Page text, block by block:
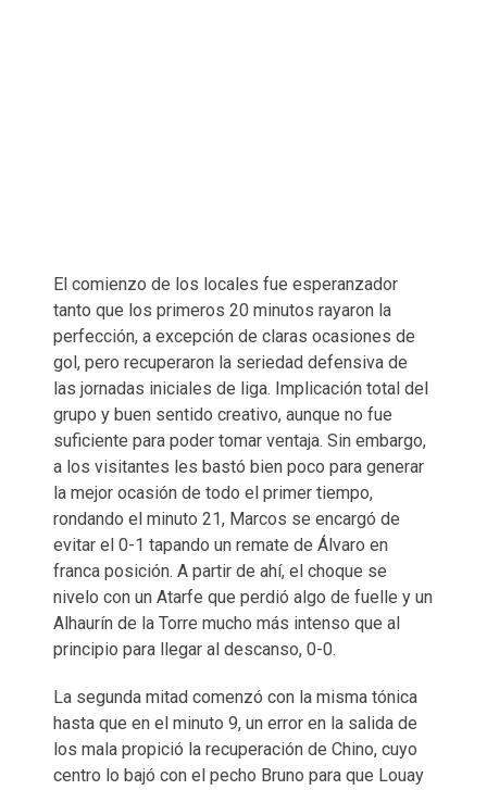
El comienzo de los locales fue esperanzador
tanto que los primeros 20 minutos rayaron la
perfección, a excepción de claras ocasiones de
gol, pero recuperaron la seriedad defensiva de
las jornadas iniciales de liga. Implicación total del
grupo y buen sentido creativo, aunque no fue
suficiente para poder tomar ventaja. Sin embargo,
a los visitantes les bastó bien poco para generar
la mejor ocasión de todo el primer tiempo,
rondando el minuto 21, Marcos se encargó de
evitar el 0-1 tapando un remate de Álvaro en
franca posición. A partir de ahí, el choque se
nivelo con un Atarfe que perdió algo de fuelle y un
Alhaurín de la Torre mucho más intenso que al
principio para llegar al descanso, 0-0.
La segunda mitad comenzó con la misma tónica
hasta que en el minuto 9, un error en la salida de
los mala propició la recuperación de Chino, cuyo
centro lo bajó con el pecho Bruno para que Louay